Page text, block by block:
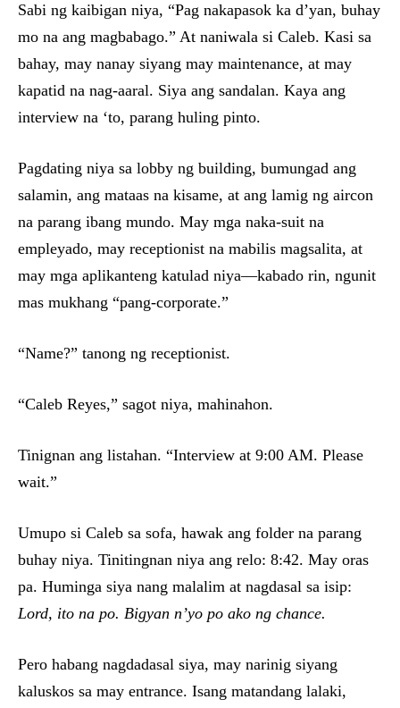
Sabi ng kaibigan niya, “Pag nakapasok ka d’yan, buhay
mo na ang magbabago.” At naniwala si Caleb. Kasi sa
bahay, may nanay siyang may maintenance, at may
kapatid na nag-aaral. Siya ang sandalan. Kaya ang
interview na ‘to, parang huling pinto.
Pagdating niya sa lobby ng building, bumungad ang
salamin, ang mataas na kisame, at ang lamig ng aircon
na parang ibang mundo. May mga naka-suit na
empleyado, may receptionist na mabilis magsalita, at
may mga aplikanteng katulad niya—kabado rin, ngunit
mas mukhang “pang-corporate.”
“Name?” tanong ng receptionist.
“Caleb Reyes,” sagot niya, mahinahon.
Tinignan ang listahan. “Interview at 9:00 AM. Please
wait.”
Umupo si Caleb sa sofa, hawak ang folder na parang
buhay niya. Tinitingnan niya ang relo: 8:42. May oras
pa. Huminga siya nang malalim at nagdasal sa isip:
Lord, ito na po. Bigyan n’yo po ako ng chance.
Pero habang nagdadasal siya, may narinig siyang
kaluskos sa may entrance. Isang matandang lalaki,